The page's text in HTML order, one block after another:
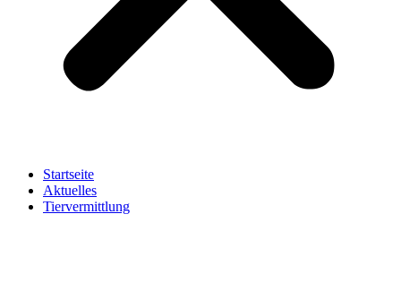
Startseite
Aktuelles
Tiervermittlung